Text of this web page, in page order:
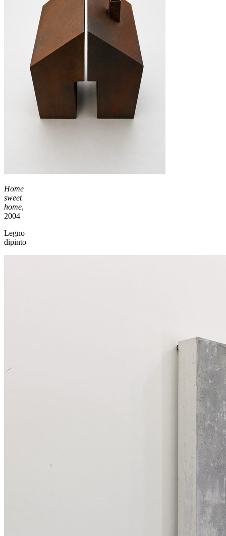
Home
sweet
home,
2004
Legno
dipinto